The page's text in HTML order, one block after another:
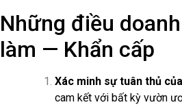
Những điều
làm — Khẩn cấp
Xác minh sự tuân thủ
cam kết với bất kỳ vườn